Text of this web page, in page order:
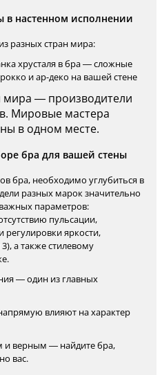
в настенном исполнении
разных стран мира:
хрусталя в бра — сложные
и ар-деко на вашей стене
мира — производители
Мировые мастера
в одном месте.
бра для вашей стены
бра, необходимо углубиться в
разных марок значительно
параметров:
пульсации,
яркости,
а также стилевому
— один из главных
влияют на характер
и верным — найдите бра,
вас.